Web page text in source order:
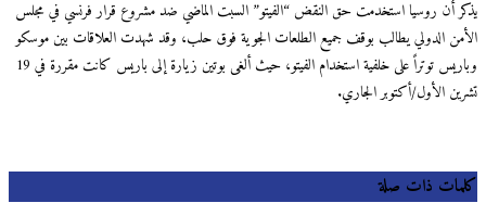
يذكر أن روسيا استخدمت حق النقض “الفيتو” السبت الماضي ضد مشروع قرار فرنسي في مجلس
الأمن الدولي يطالب بوقف جميع الطلعات الجوية فوق حلب، وقد شهدت العلاقات بين موسكو
وباريس توتراً على خلفية استخدام الفيتو، حيث ألغى بوتين زيارة إلى باريس كانت مقررة في 19
تشرين الأول/أكتوبر الجاري.
كلمات ذات صلة